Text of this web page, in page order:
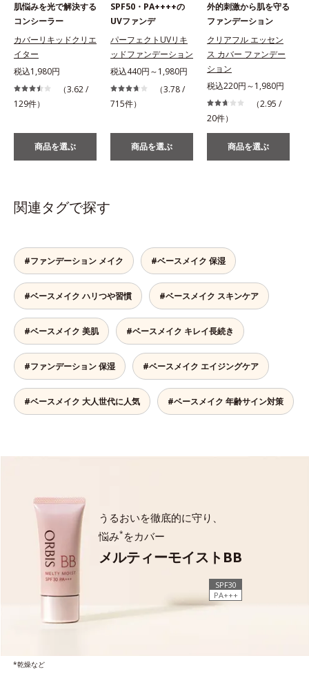
肌悩みを光で解決する
コンシーラー
カバーリキッドクリエ
イター
税込1,980円
（3.62 /
129件）
商品を選ぶ
SPF50・PA++++の
UVファンデ
パーフェクトUVリキ
ッドファンデーション
税込440円～1,980円
（3.78 /
715件）
商品を選ぶ
外的刺激から肌を守る
ファンデーション
クリアフル エッセン
ス カバー ファンデー
ション
税込220円～1,980円
（2.95 /
20件）
商品を選ぶ
関連タグで探す
#ファンデーション メイク #ベースメイク 保湿
#ベースメイク ハリつや習慣 #ベースメイク スキンケア
#ベースメイク 美肌 #ベースメイク キレイ長続き
#ファンデーション 保湿 #ベースメイク エイジングケア
#ベースメイク 大人世代に人気 #ベースメイク 年齢サイン対策
うるおいを徹底的に守り、
悩み* をカバー
メルティーモイストBB
SPF30
PA+++
*乾燥など